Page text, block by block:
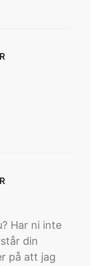
Har ni inte
din
på att jag